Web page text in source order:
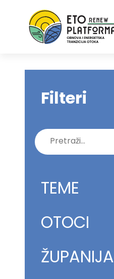
Filteri
Pretraži:
TEME
OTOCI
ŽUPANIJA